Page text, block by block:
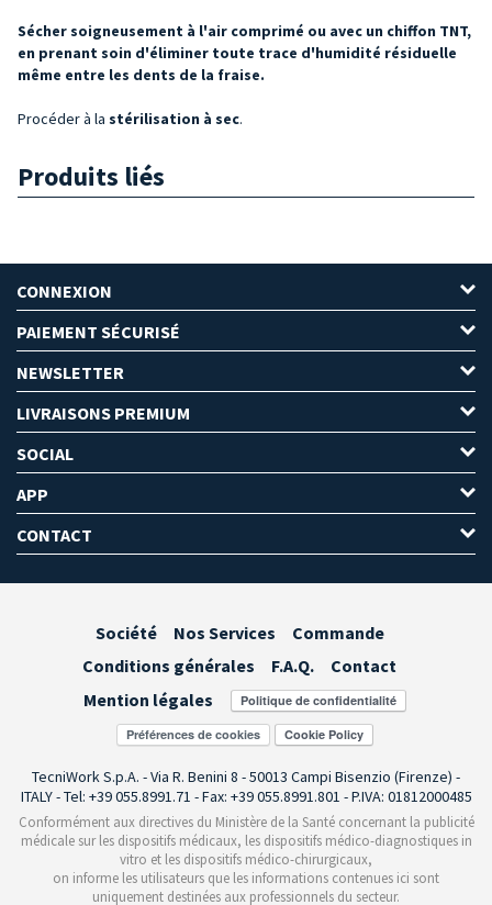
Sécher soigneusement à l'air comprimé ou avec un chiffon TNT,
en prenant soin d'éliminer toute trace d'humidité résiduelle
même entre les dents de la fraise.
Procéder à la stérilisation à sec.
Produits liés
CONNEXION
PAIEMENT SÉCURISÉ
NEWSLETTER
LIVRAISONS PREMIUM
SOCIAL
APP
CONTACT
Société Nos Services
Commande
Conditions générales
F.A.Q.
Contact
Mention légales
Préférences de cookies
TecniWork S.p.A. - Via R. Benini 8 - 50013 Campi Bisenzio (Firenze) -
ITALY - Tel: +39 055.8991.71 - Fax: +39 055.8991.801 - P.IVA: 01812000485
Conformément aux directives du Ministère de la Santé concernant la publicité
médicale sur les dispositifs médicaux, les dispositifs médico-diagnostiques in
vitro et les dispositifs médico-chirurgicaux,
on informe les utilisateurs que les informations contenues ici sont
uniquement destinées aux professionnels du secteur.